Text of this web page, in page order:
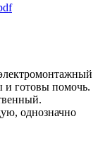
и готовы помочь.
однозначно